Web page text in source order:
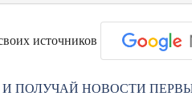
источников
ПОЛУЧАЙ НОВОСТИ